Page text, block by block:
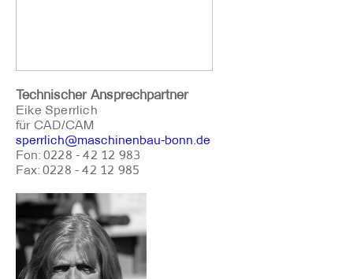
Technischer Ansprechpartner
Eike Sperrlich
für CAD/CAM
sperrlich@maschinenbau-bonn.de
Fon: 0228 - 42 12 983
Fax: 0228 - 42 12 985